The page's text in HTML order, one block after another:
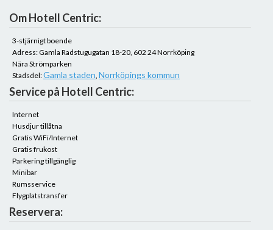
Om Hotell Centric:
3-stjärnigt boende
Adress: Gamla Radstugugatan 18-20, 602 24 Norrköping
Nära Strömparken
Stadsdel:Gamla staden, Norrköpings kommun
Service på Hotell Centric:
Internet
Husdjur tillåtna
Gratis WiFi/Internet
Gratis frukost
Parkering tillgänglig
Minibar
Rumsservice
Flygplatstransfer
Reservera: